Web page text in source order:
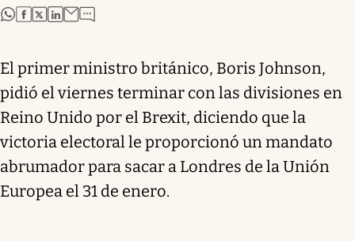
abre en nueva pestaña
abre en nueva pestaña
abre en nueva pestaña
abre en nueva pestaña
El primer ministro británico, Boris Johnson,
pidió el viernes terminar con las divisiones en
Reino Unido por el Brexit, diciendo que la
victoria electoral le proporcionó un mandato
abrumador para sacar a Londres de la Unión
Europea el 31 de enero.